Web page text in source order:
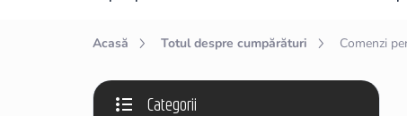
Acasă Totul despre cumpărături Comenzi
B
Categorii